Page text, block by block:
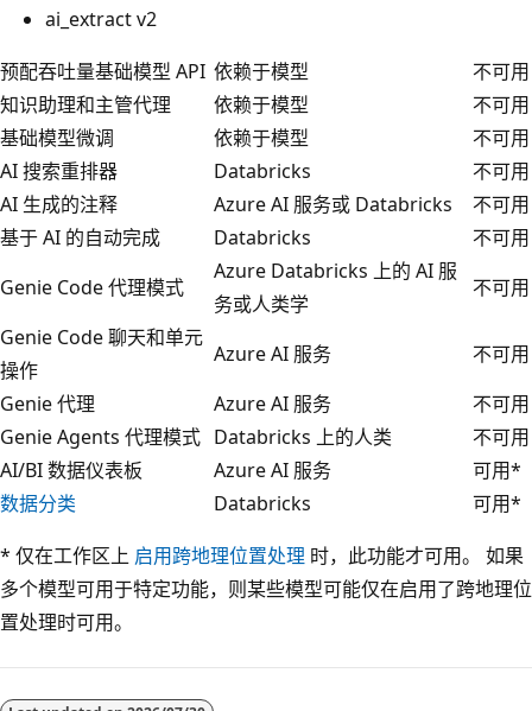
ai_extract v2
预配吞吐量基础模型 API 依赖于模型
不可用
知识助理和主管代理
依赖于模型
不可用
基础模型微调
依赖于模型
不可用
AI 搜索重排器
Databricks
不可用
AI 生成的注释
Azure AI 服务或 Databricks
不可用
基于 AI 的自动完成
Databricks
不可用
Genie Code 代理模式
Azure Databricks 上的 AI 服
务或人类学
不可用
Genie Code 聊天和单元
操作
Azure AI 服务
不可用
Genie 代理
Azure AI 服务
不可用
Genie Agents 代理模式 Databricks 上的人类
不可用
AI/BI 数据仪表板
Azure AI 服务
可用*
数据分类
Databricks
可用*
* 仅在工作区上 启用跨地理位置处理 时，此功能才可用。 如果
多个模型可用于特定功能，则某些模型可能仅在启用了跨地理位
置处理时可用。